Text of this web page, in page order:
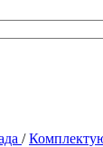
/